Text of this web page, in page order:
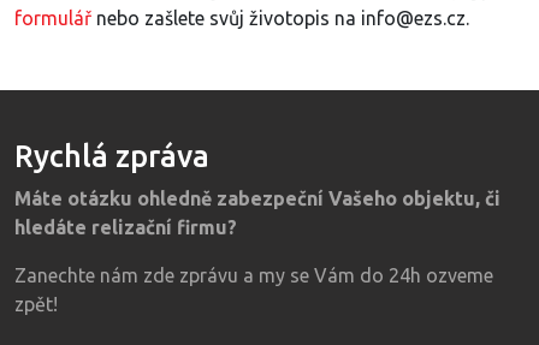
formulář nebo zašlete svůj životopis na info@ezs.cz.
Rychlá zpráva
Máte otázku ohledně zabezpeční Vašeho objektu, či
hledáte relizační firmu?
Zanechte nám zde zprávu a my se Vám do 24h ozveme
zpět!